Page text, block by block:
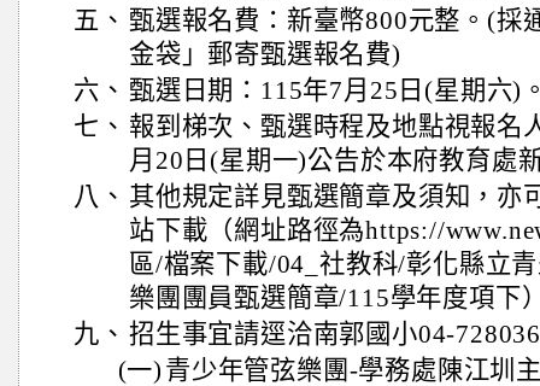
五、 甄選報名費：新臺幣800元整。(採
金袋」郵寄甄選報名費)
六、 甄選日期：115年7月25日(星期六)
七、 報到梯次、甄選時程及地點視報名
月20日(星期一)公告於本府教育處
八、 其他規定詳見甄選簡章及須知，亦
站下載（網址路徑為https://
區/檔案下載/04_社教科/彰化縣立
樂團團員甄選簡章/115學年度項下
九、 招生事宜請逕洽南郭國小04-
(一) 青少年管弦樂團-學務處陳江圳